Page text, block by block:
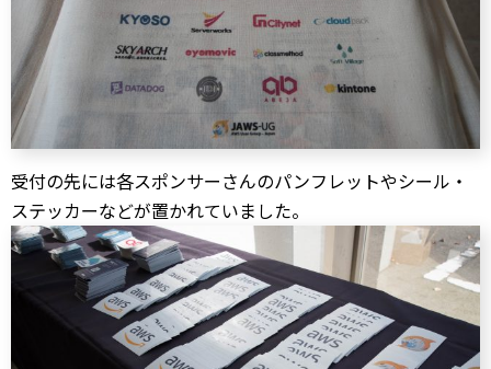
受付の先には各スポンサーさんのパンフレットやシール・
ステッカーなどが置かれていました。